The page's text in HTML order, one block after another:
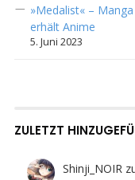
»Medalist« –
erhält Anime
5. Juni 2023
ZULETZT
Shinji_NOIR